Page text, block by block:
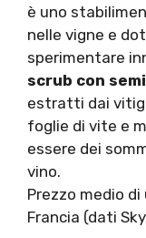
è uno
nelle vigne e
sperimentare
scrub con
estratti dai
foglie di vite e
essere dei
vino.
Prezzo medio
Francia (dati